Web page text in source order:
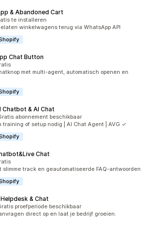
& Abandoned Cart
in totaalte installeren
winkelwagens terug via WhatsApp API
Chat Button
totaal
met multi-agent, automatisch openen en
Chatbot & AI Chat
in totaalabonnement beschikbaar
training of setup nodig | AI Chat Agent | AVG ✓
Chat
totaal
slimme track en geautomatiseerde FAQ-antwoorden
& Chat
in totaalproefperiode beschikbaar
direct op en laat je bedrijf groeien.